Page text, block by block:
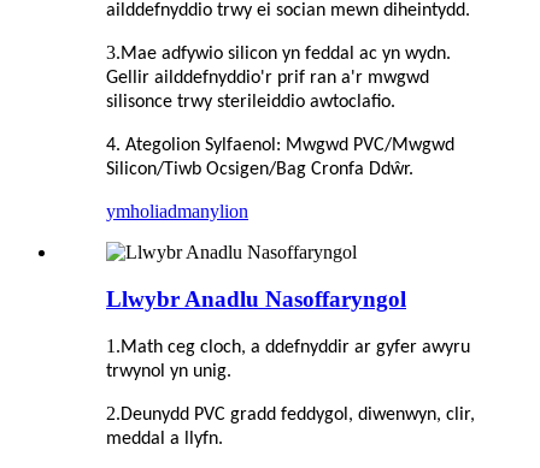
ailddefnyddio trwy ei socian mewn diheintydd.
3.Mae adfywio silicon yn feddal ac yn wydn.
Gellir ailddefnyddio'r prif ran a'r mwgwd
silisonce trwy sterileiddio awtoclafio.
4. Ategolion Sylfaenol: Mwgwd PVC/Mwgwd
Silicon/Tiwb Ocsigen/Bag Cronfa Ddŵr.
ymholiadmanylion
Llwybr Anadlu Nasoffaryngol
1.Math ceg cloch, a ddefnyddir ar gyfer awyru
trwynol yn unig.
2.Deunydd PVC gradd feddygol, diwenwyn, clir,
meddal a llyfn.